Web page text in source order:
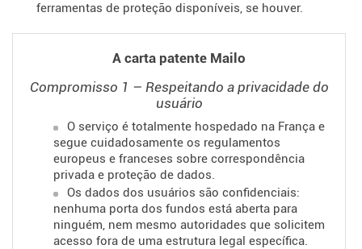
ferramentas de proteção disponíveis, se houver.
A carta patente Mailo
Compromisso 1 – Respeitando a privacidade do
usuário
O serviço é totalmente hospedado na França e
segue cuidadosamente os regulamentos
europeus e franceses sobre correspondência
privada e proteção de dados.
Os dados dos usuários são confidenciais:
nenhuma porta dos fundos está aberta para
ninguém, nem mesmo autoridades que solicitem
acesso fora de uma estrutura legal específica.